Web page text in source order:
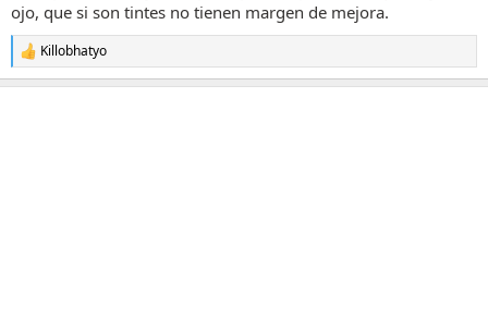
ojo, que si son tintes no tienen margen de mejora.
R
e
a
Killobhatyo